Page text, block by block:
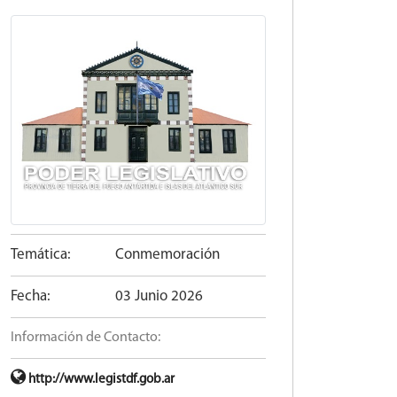
Temática: Conmemoración
Fecha: 03 Junio 2026
Información de Contacto:
http://www.legistdf.gob.ar